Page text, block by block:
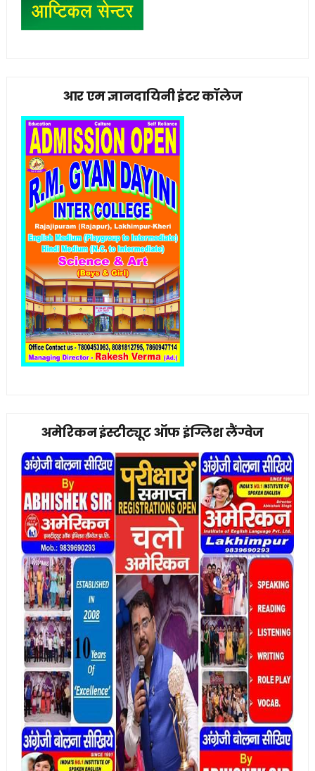
आर एम ज्ञानदायिनी इंटर कॉलेज
अमेरिकन इंस्टीट्यूट ऑफ इंग्लिश लैंग्वेज